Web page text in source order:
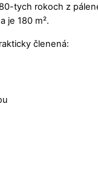
tych rokoch z
je 180 m².
členená: